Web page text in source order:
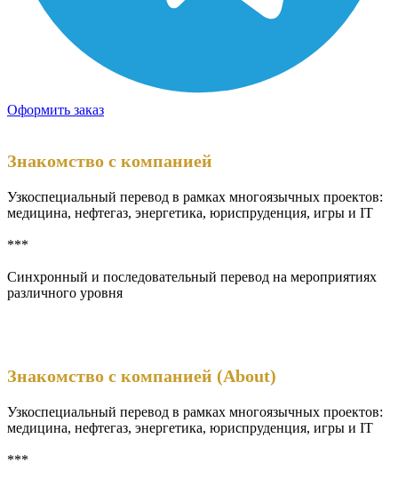
Оформить заказ
Знакомство с компанией
Узкоспециальный перевод в рамках многоязычных проектов:
медицина, нефтегаз, энергетика, юриспруденция, игры и ΙΤ
***
Синхронный и последовательный перевод на мероприятиях
различного уровня
Знакомство с компанией (About)
Узкоспециальный перевод в рамках многоязычных проектов:
медицина, нефтегаз, энергетика, юриспруденция, игры и ΙΤ
***